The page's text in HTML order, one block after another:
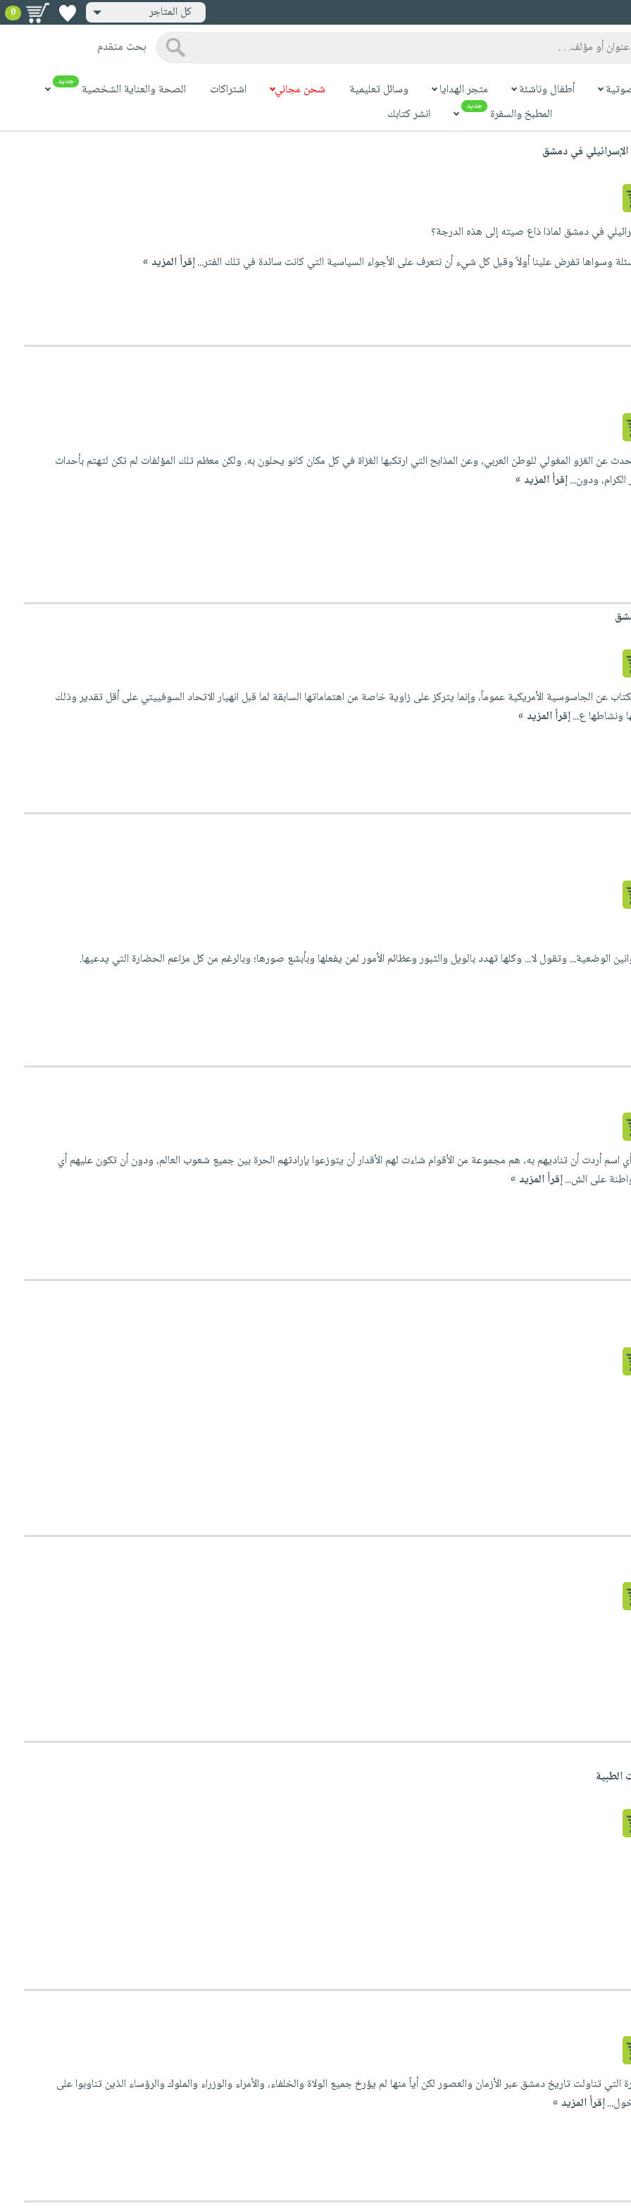
كل المتاجر 0
بحث متقدم
أطفال وناشئة متجر الهدايا وسائل تعليمية شحن مجاني اشتراكات الصحة والعناية الشخصية جديد
المطبخ والسفرة جديد
انشر كتابك
في دمشق
في دمشق لماذا ذاع صيته إلى هذه الدرجة؟
وسواها تفرض علينا أولاً وقبل كل شيء أن نتعرف على الأجواء السياسية التي كانت سائدة في تلك الفتر...إقرأ المزيد »
عن الغزو المغولي للوطن العربي، وعن المذابح التي ارتكبها الغزاة في كل مكان كانو يحلون به. ولكن معظم تلك المؤلفات لم تكن لتهتم بأحداث
ودون...إقرأ المزيد »
عن الجاسوسية الأمريكية عموماً، وإنما يتركز على زاوية خاصة من اهتماماتها السابقة لما قبل انهيار الاتحاد السوفييتي على أقل تقدير وذلك
ونشاطها ع...إقرأ المزيد »
الوضعية... وتقول لا... وكلها تهدد بالويل والثبور وعظائم الأمور لمن يفعلها وبأبشع صورها؛ وبالرغم من كل مزاعم الحضارة التي يدعيها.
أي اسم أردت أن تناديهم به، هم مجموعة من الأقوام شاءت لهم الأقدار أن يتوزعوا بإرادتهم الحرة بين جميع شعوب العالم، ودون أن تكون عليهم أي
على الش...إقرأ المزيد »
الطبية
التي تناولت تاريخ دمشق عبر الأزمان والعصور لكن أياً منها لم يؤرخ جميع الولاة والخلفاء، والأمراء والوزراء والملوك والرؤساء الذين تناوبوا على
إقرأ المزيد »